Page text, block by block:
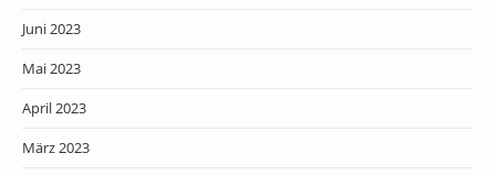
Juni 2023
Mai 2023
April 2023
März 2023